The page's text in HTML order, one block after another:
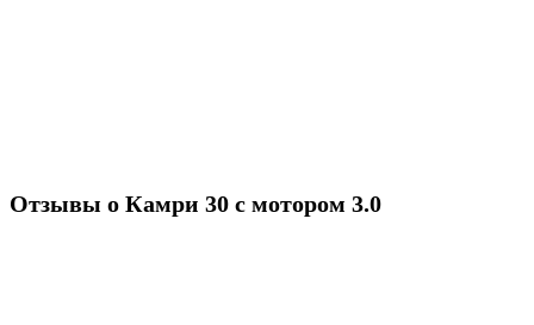
Отзывы о Камри 30 с мотором 3.0